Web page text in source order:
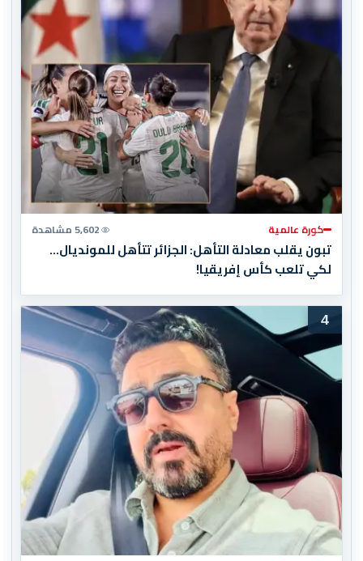
كورة عالمية 5,602 مشاهدة
تبون يقلب معادلة التأهل: الجزائر تتأهل للمونديال…
لكي تلعب كأس إفريقيا!
4